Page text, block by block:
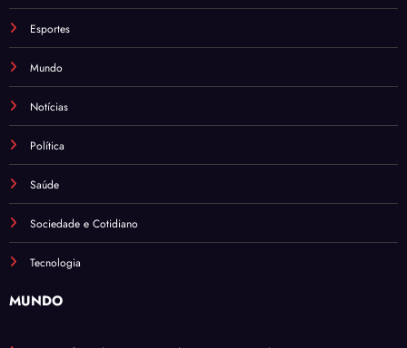
Esportes
Mundo
Notícias
Política
Saúde
Sociedade e Cotidiano
Tecnologia
MUNDO